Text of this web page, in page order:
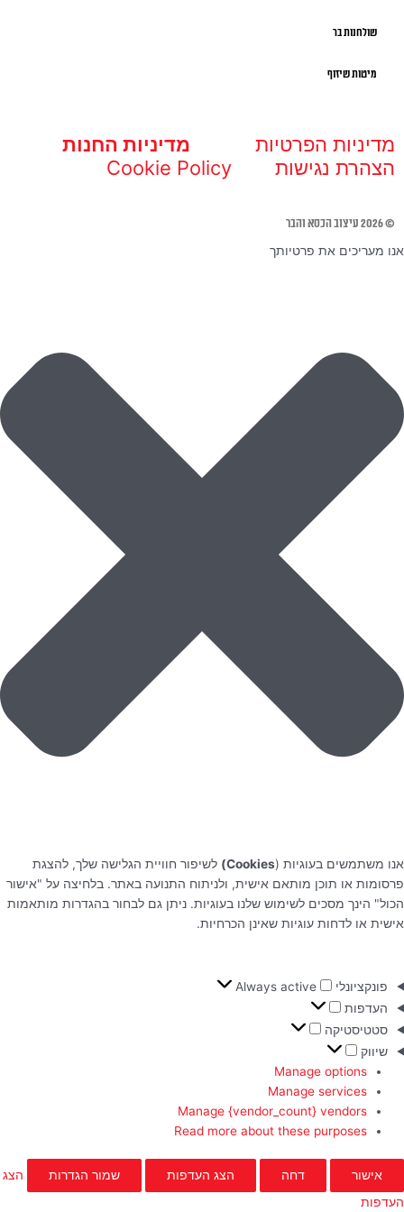
שולחנות בר
מיטות שיזוף
מדיניות הפרטיות
מדיניות החנות
הצהרת נגישות
Cookie Policy
© 2026 עיצוב הכסא והבר
אנו מעריכים את פרטיותך
אנו משתמשים בעוגיות (Cookies)
לשיפור חוויית הגלישה שלך, להצגת
פרסומות או תוכן מותאם אישית, ולניתוח התנועה באתר. בלחיצה על "אישור
הכול" הינך מסכים לשימוש שלנו בעוגיות. ניתן גם לבחור בהגדרות מותאמות
אישית או לדחות עוגיות שאינן הכרחיות.
פונקציונלי
Always active
העדפות
סטטיסטיקה
שיווק
Manage options
Manage services
Manage {vendor_count} vendors
Read more about these purposes
אישור דחה הצג העדפות שמור הגדרות
הצג
העדפות